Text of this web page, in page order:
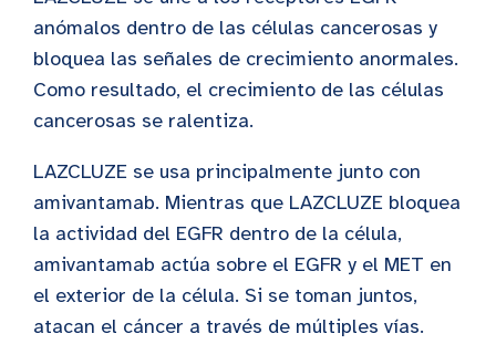
anómalos dentro de las células cancerosas y
bloquea las señales de crecimiento anormales.
Como resultado, el crecimiento de las células
cancerosas se ralentiza.
LAZCLUZE se usa principalmente junto con
amivantamab. Mientras que LAZCLUZE bloquea
la actividad del EGFR dentro de la célula,
amivantamab actúa sobre el EGFR y el MET en
el exterior de la célula. Si se toman juntos,
atacan el cáncer a través de múltiples vías.